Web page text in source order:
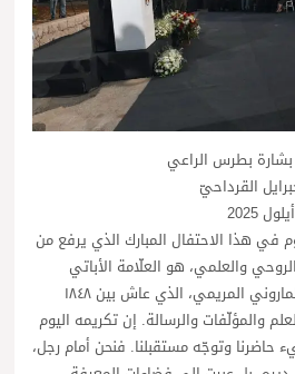
بشارة بطرس الراعي
القرداحيّ
في هذا الاحتفال المبارك الذي يرفع من
والعلمي، هو العلّامة الأباتي
جبرائيل القرداحي، الراهب الماروني المريمي، الذي عاش بين ١٨٤٨
بالعلم والمؤلّفات والرسالة. إن تكريمه اليوم
حاضرنا وتوجّه مستقبلنا. فنحن أمام رجل،